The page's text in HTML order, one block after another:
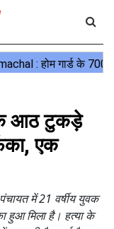
आठ टुकड़े
एक
में 21 वर्षीय युवक
हुआ मिला है। हत्या के